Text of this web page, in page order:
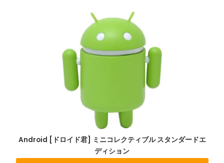
Android [ドロイド君] ミニコレクティブル スタンダードエ
ディション